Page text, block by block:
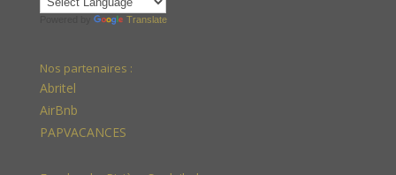
Translate
Nos partenaires :
Abritel
AirBnb
PAPVACANCES